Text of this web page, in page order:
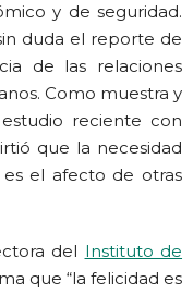
y de seguridad.
duda el reporte de
de las relaciones
Como muestra y
reciente con
que la necesidad
el afecto de otras
del Instituto de
que “la felicidad es